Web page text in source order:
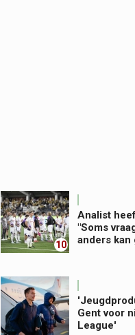
10
Analist
"Soms
anders kan
Gent voor
League'